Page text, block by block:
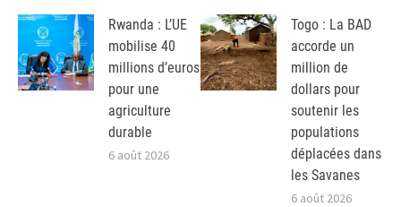
Rwanda : L’UE
mobilise 40
millions d’euros
pour une
agriculture
durable
6 août 2026
Togo : La BAD
accorde un
million de
dollars pour
soutenir les
populations
déplacées dans
les Savanes
6 août 2026